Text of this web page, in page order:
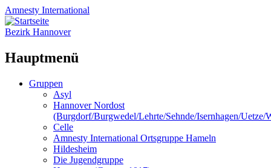
Amnesty International
Bezirk Hannover
Hauptmenü
Zum
Gruppen
Asyl
Hannover Nordost
(Burgdorf/Burgwedel/Lehrte/Sehnde/Isernhagen/Uetze/
Celle
Amnesty International Ortsgruppe Hameln
Hildesheim
Die Jugendgruppe